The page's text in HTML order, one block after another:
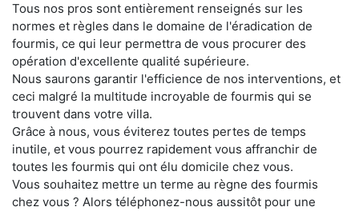
Tous nos pros sont entièrement renseignés sur les
normes et règles dans le domaine de l'éradication de
fourmis, ce qui leur permettra de vous procurer des
opération d'excellente qualité supérieure.
Nous saurons garantir l'efficience de nos interventions, et
ceci malgré la multitude incroyable de fourmis qui se
trouvent dans votre villa.
Grâce à nous, vous éviterez toutes pertes de temps
inutile, et vous pourrez rapidement vous affranchir de
toutes les fourmis qui ont élu domicile chez vous.
Vous souhaitez mettre un terme au règne des fourmis
chez vous ? Alors téléphonez-nous aussitôt pour une